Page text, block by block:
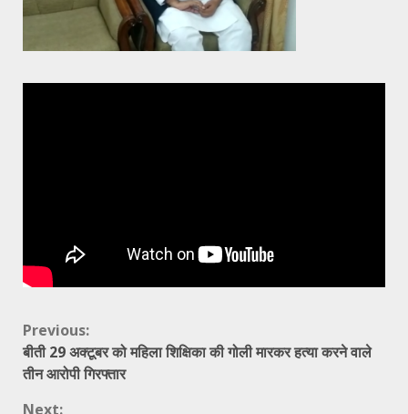
Continue
Reading
Previous:
बीती 29 अक्टूबर को महिला शिक्षिका की गोली मारकर हत्या करने वाले
तीन आरोपी गिरफ्तार
Next: